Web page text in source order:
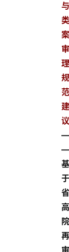
与
类
案
审
理
规
范
建
议
—
—
基
于
省
高
院
再
审